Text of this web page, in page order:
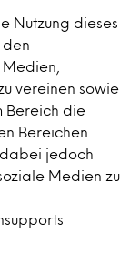
Nutzung dieses
den
vereinen sowie
Bereich die
Bereichen
dabei jedoch
Medien zu